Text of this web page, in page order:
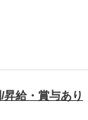
昇給・賞与あり